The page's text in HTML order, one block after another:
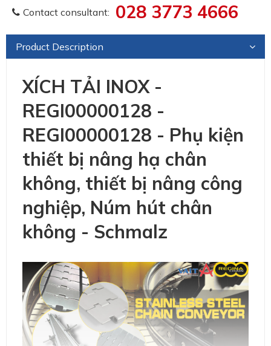
Contact consultant: 028 3773 4666
Product Description
XÍCH TẢI INOX -
REGI00000128 -
REGI00000128 - Phụ kiện
thiết bị nâng hạ chân
không, thiết bị nâng công
nghiệp, Núm hút chân
không - Schmalz